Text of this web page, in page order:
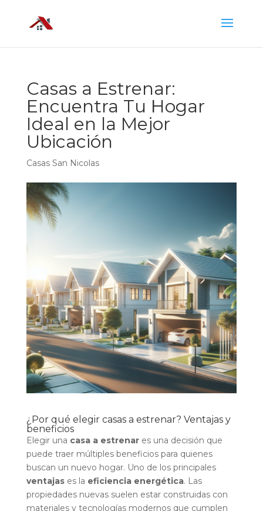
Casas a Estrenar:
Encuentra Tu Hogar
Ideal en la Mejor
Ubicación
Casas San Nicolas
¿Por qué elegir casas a estrenar? Ventajas y
beneficios
Elegir una casa a estrenares una decisión que
puede traer múltiples beneficios para quienes
buscan un nuevo hogar. Uno de los principales
ventajases la eficiencia energética. Las
propiedades nuevas suelen estar construidas con
materiales y tecnologías modernos que cumplen